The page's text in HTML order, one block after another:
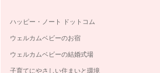
ハッピー・ノート ドットコム
ウェルカムベビーのお宿
ウェルカムベビーの結婚式場
子育てにやさしい住まいと環境